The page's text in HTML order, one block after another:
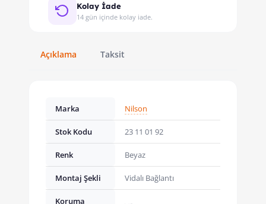
Kolay İade
14 gün içinde kolay iade.
Açıklama Taksit
Marka Nilson
Stok Kodu 23 11 01 92
Renk Beyaz
Montaj Şekli Vidalı Bağlantı
Koruma